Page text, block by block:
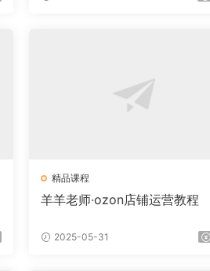
精品课程
羊羊老师·ozon店铺运营教程
2025-05-31